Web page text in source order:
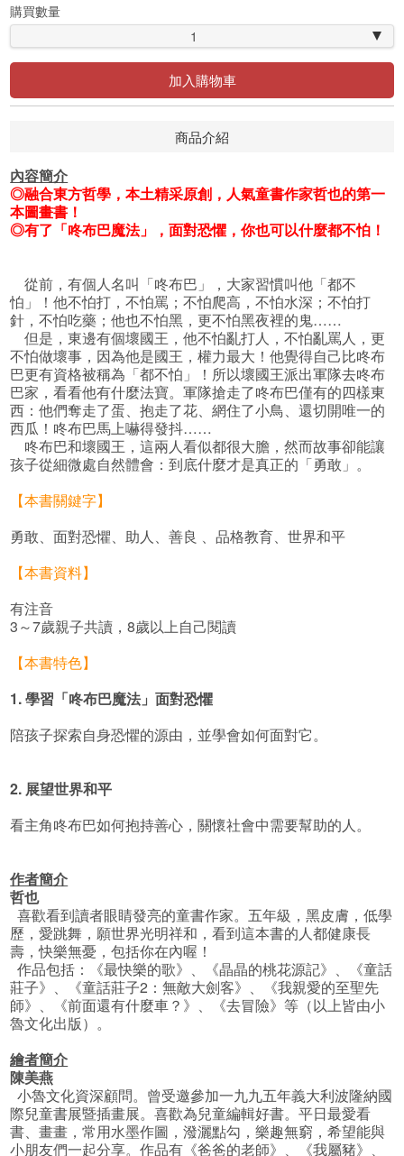
購買數量
1
加入購物車
商品介紹
內容簡介
◎融合東方哲學，本土精采原創，人氣童書作家哲也的第一
本圖畫書！
◎有了「咚布巴魔法」，面對恐懼，你也可以什麼都不怕！
從前，有個人名叫「咚布巴」，大家習慣叫他「都不
怕」！他不怕打，不怕罵；不怕爬高，不怕水深；不怕打
針，不怕吃藥；他也不怕黑，更不怕黑夜裡的鬼……
但是，東邊有個壞國王，他不怕亂打人，不怕亂罵人，更
不怕做壞事，因為他是國王，權力最大！他覺得自己比咚布
巴更有資格被稱為「都不怕」！所以壞國王派出軍隊去咚布
巴家，看看他有什麼法寶。軍隊搶走了咚布巴僅有的四樣東
西：他們奪走了蛋、抱走了花、網住了小鳥、還切開唯一的
西瓜！咚布巴馬上嚇得發抖……
咚布巴和壞國王，這兩人看似都很大膽，然而故事卻能讓
孩子從細微處自然體會：到底什麼才是真正的「勇敢」。
【本書關鍵字】
勇敢、面對恐懼、助人、善良 、品格教育、世界和平
【本書資料】
有注音
3～7歲親子共讀，8歲以上自己閱讀
【本書特色】
1. 學習「咚布巴魔法」面對恐懼
陪孩子探索自身恐懼的源由，並學會如何面對它。
2. 展望世界和平
看主角咚布巴如何抱持善心，關懷社會中需要幫助的人。
作者簡介
哲也
喜歡看到讀者眼睛發亮的童書作家。五年級，黑皮膚，低學
歷，愛跳舞，願世界光明祥和，看到這本書的人都健康長
壽，快樂無憂，包括你在內喔！
作品包括：《最快樂的歌》、《晶晶的桃花源記》、《童話
莊子》、《童話莊子2：無敵大劍客》、《我親愛的至聖先
師》、《前面還有什麼車？》、《去冒險》等（以上皆由小
魯文化出版）。
繪者簡介
陳美燕
小魯文化資深顧問。曾受邀參加一九九五年義大利波隆納國
際兒童書展暨插畫展。喜歡為兒童編輯好書。平日最愛看
書、畫畫，常用水墨作圖，潑灑點勾，樂趣無窮，希望能與
小朋友們一起分享。作品有《爸爸的老師》、《我屬豬》、